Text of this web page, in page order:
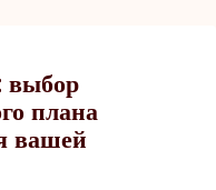
выбор
плана
вашей